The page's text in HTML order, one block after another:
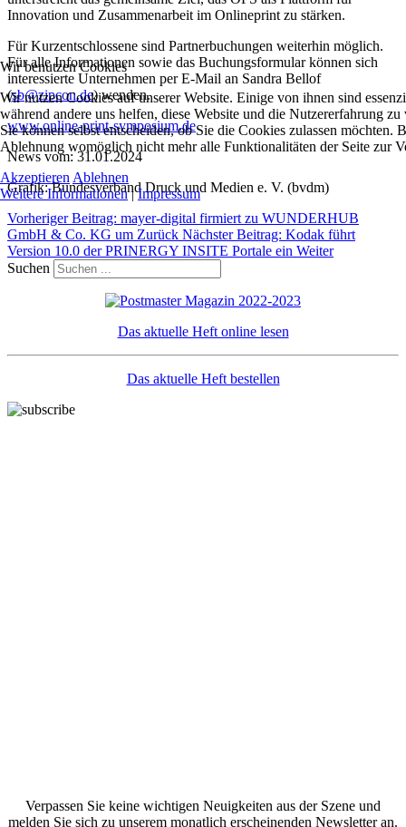
Innovation und Zusammenarbeit im Onlineprint zu stärken.
Für Kurzentschlossene sind Partnerbuchungen weiterhin möglich.
Für alle Informationen sowie das Buchungsformular können sich
interessierte Unternehmen per E-Mail an Sandra Bellof
(sb@zipcon.de) wenden.
www.online-print-symposium.de
News vom: 31.01.2024
Grafik: Bundesverband Druck und Medien e. V. (bvdm)
Vorheriger Beitrag: mayer-digital firmiert zu WUNDERHUB
GmbH & Co. KG um Zurück Nächster Beitrag: Kodak führt
Version 10.0 der PRINERGY INSITE Portale ein Weiter
Suchen
Das aktuelle Heft online lesen
Das aktuelle Heft bestellen
Verpassen Sie keine wichtigen Neuigkeiten aus der Szene und
melden Sie sich zu unserem monatlich erscheinenden Newsletter an.
Wir benutzen Cookies
Wir nutzen Cookies auf unserer Website. Einige von ihnen sind
während andere uns helfen, diese Website und die Nutzererfahrung
Sie können selbst entscheiden, ob Sie die Cookies zulassen möchten.
Ablehnung womöglich nicht mehr alle Funktionalitäten der Seite zur
Akzeptieren Ablehnen
Weitere Informationen|Impressum